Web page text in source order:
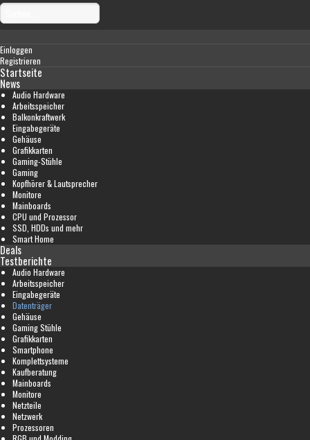
Einloggen
Registrieren
Startseite
News
Audio Hardware
Arbeitsspeicher
Balkonkraftwerk
Eingabegeräte
Gehäuse
Grafikkarten
Gaming-Stühle
Gaming
Kopfhörer & Lautsprecher
Monitore
Mainboards
CPU und Prozessor
SSD, HDDs und mehr
Smart Home
Deals
Testberichte
Audio Hardware
Arbeitsspeicher
Eingabegeräte
Datenträger
Gehäuse
Gaming Stühle
Grafikkarten
Smartphone
Komplettsysteme
Kaufberatung
Mainboards
Monitore
Netzteile
Netzwerk
Prozessoren